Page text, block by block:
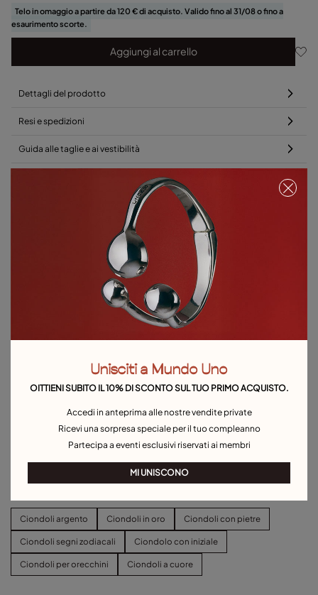
Telo in omaggio a partire da 120 € di acquisto. Valido fino al 31/08 o fino a
esaurimento scorte.
Aggiungi al carrello
Dettagli del prodotto
Resi e spedizioni
Guida alle taglie e ai vestibilità
Aggiungi questo ciondolo alla tua collana preferita
Telo in omaggio
Catenina lunga placcata argento
Catenina corta placcata argento
Esplora altre categorie Ciondoli
Ciondoli argento Ciondoli in oro Ciondoli con pietre
Ciondoli segni zodiacali Ciondolo con iniziale
Ciondoli per orecchini Ciondoli a cuore
Unisciti a Mundo Uno
OITTIENI SUBITO IL 10% DI SCONTO SUL TUO PRIMO ACQUISTO.
Accedi in anteprima alle nostre vendite private
Ricevi una sorpresa speciale per il tuo compleanno
Partecipa a eventi esclusivi riservati ai membri
MI UNISCONO